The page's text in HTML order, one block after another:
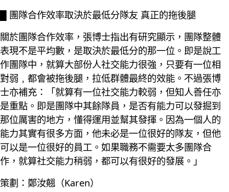
█ 團隊合作效率取決於最低分隊友 真正的拖後腿
關於團隊合作效率，張博士指出有研究顯示，團隊整體
表現不是平均數，是取決於最低分的那一位。即是說工
作團隊中，就算大部份人社交能力很強，只要有一位相
對弱﹐都會被拖後腿，拉低群體最終的效能。不過張博
士亦補充：「就算有一位社交能力較弱，但知人善任亦
是重點。即是團隊中其餘隊員，是否有能力可以發掘到
那位厲害的地方，懂得運用並幫其發揮。因為一個人的
能力其實有很多方面，他未必是一位很好的隊友，但他
可以是一位很好的員工。如果職務不需要太多團隊合
作，就算社交能力稍弱，都可以有很好的發展。」
策劃：鄭汝翹（Karen）